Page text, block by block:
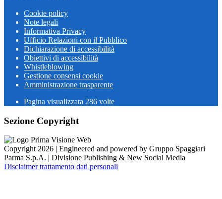
Cookie policy
Note legali
Informativa Privacy
Ufficio Relazioni con il Pubblico
Dichiarazione di accessibilità
Obiettivi di accessibilità
Whistleblowing
Gestione consensi cookie
Amministrazione trasparente
Pagina visualizzata 286 volte
Sezione Copyright
Copyright 2026 | Engineered and powered by Gruppo Spaggiari
Parma S.p.A. | Divisione Publishing & New Social Media
Disclaimer trattamento dati personali